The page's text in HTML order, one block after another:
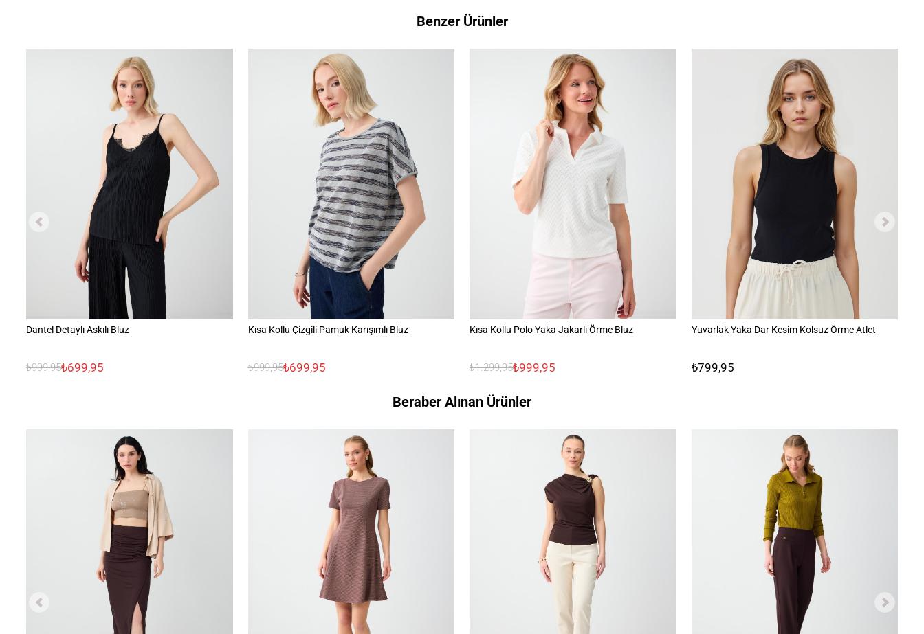
Benzer Ürünler
Dantel Detaylı Askılı Bluz
₺999,95₺699,95
Kısa Kollu Çizgili Pamuk Karışımlı Bluz
₺999,95₺699,95
Kısa Kollu Polo Yaka Jakarlı Örme Bluz
₺1.299,95₺999,95
Yuvarlak Yaka Dar Kesim Kolsuz Örme Atlet
₺799,95
Beraber Alınan Ürünler